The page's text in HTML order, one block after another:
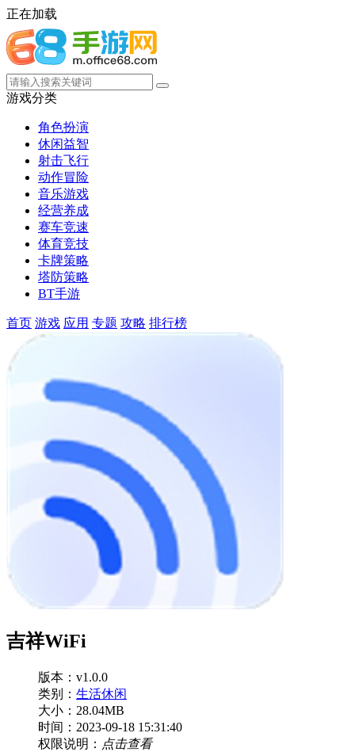
正在加载
游戏分类
角色扮演
休闲益智
射击飞行
动作冒险
音乐游戏
经营养成
赛车竞速
体育竞技
卡牌策略
塔防策略
BT手游
首页 游戏 应用 专题 攻略 排行榜
吉祥WiFi
版本：v1.0.0
类别： 生活休闲
大小：28.04MB
时间：2023-09-18 15:31:40
权限说明： 点击查看